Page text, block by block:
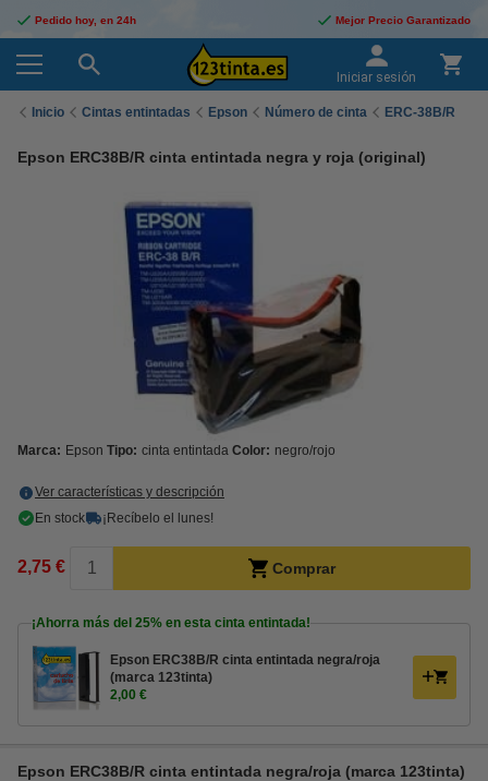
Pedido hoy, en 24h Mejor Precio Garantizado
Iniciar sesión
Inicio Cintas entintadas Epson Número de cinta ERC-38B/R
Epson ERC38B/R cinta entintada negra y roja (original)
Marca: Epson Tipo: cinta entintada Color: negro/rojo
Ver características y descripción
En stock
¡Recíbelo el lunes!
2,75 € Comprar
¡Ahorra más del 25% en esta cinta entintada!
Epson ERC38B/R cinta entintada negra/roja
(marca 123tinta)
2,00 €
Epson ERC38B/R cinta entintada negra/roja (marca 123tinta)